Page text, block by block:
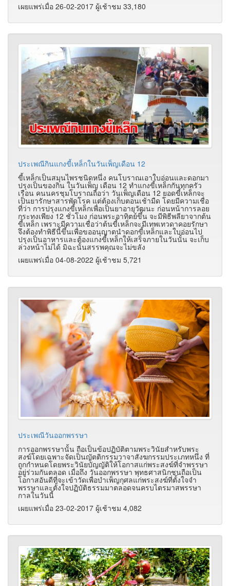
เผยแพร่เมื่อ 26-02-2017 ผู้เช้าชม 33,180
ประเพณีกินแกงขี้เหล็กในวันเพ็ญเดือน 12
ขี้เหล็กเป็นสมุนไพรชนิดหนึ่ง คนโบราณเอาใบอ่อนและดอกมา
ปรุงเป็นของกิน ในวันเพ็ญ เดือน 12 ทำแกงขี้เหล็กกันทุกครัว
เรือน คนนครชุมโบราณถือว่า วันเพ็ญเดือน 12 ยอดขี้เหล็กจะ
เป็นยารักษาสารพัดโรค แต่ต้องเก็บตอนเช้ามืด โดยมีความเชื่อ
ที่ว่า การปรุงแกงขี้เหล็กเพื่อเป็นยาอายุวัฒนะ ก่อนหน้าการลอย
กระทงเพียง 12 ชั่วโมง ก่อนพระอาทิตย์ขึ้น จะมีพิธีพลียาจากต้น
ขี้เหล็ก เพราะมีความเชื่อว่าต้นขี้เหล็กจะมีเทพเทวดาคอยรักษา
จึงต้องทำพิธีนี้ขึ้นเพื่อขออนุญาตนำดอกขี้เหล็กและใบอ่อนไป
ปรุงเป็นอาหารและต้องแกงขี้เหล็กให้เสร็จภายในวันนั้น จะเก็บ
ล่วงหน้าไม่ได้ มิฉะนั้นสรรพคุณจะไม่ขลัง
เผยแพร่เมื่อ 04-08-2022 ผู้เช้าชม 5,721
ประเพณีวันออกพรรษา
การออกพรรษานั้น ถือเป็นข้อปฏิบัติตามพระวินัยสำหรับพระ
สงฆ์โดยเฉพาะจัดเป็นญัตติกรรมวาจาสังฆกรรมประเภทหนึ่ง ที่
ถูกกำหนดโดยพระวินัยบัญญัติให้โอกาสแก่พระสงฆ์ที่จำพรรษา
อยู่ร่วมกันตลอด เมื่อถึง วันออกพรรษา พุทธศาสนิกชนถือเป็น
โอกาสอันดีที่จะเข้าวัดเพื่อบำเพ็ญกุศลแก่พระสงฆ์ที่ตั้งใจจำ
พรรษาและตั้งใจปฏิบัติธรรมมาตลอดจนครบไตรมาสพรรษา
กาลในวันนี้
เผยแพร่เมื่อ 23-02-2017 ผู้เช้าชม 4,082